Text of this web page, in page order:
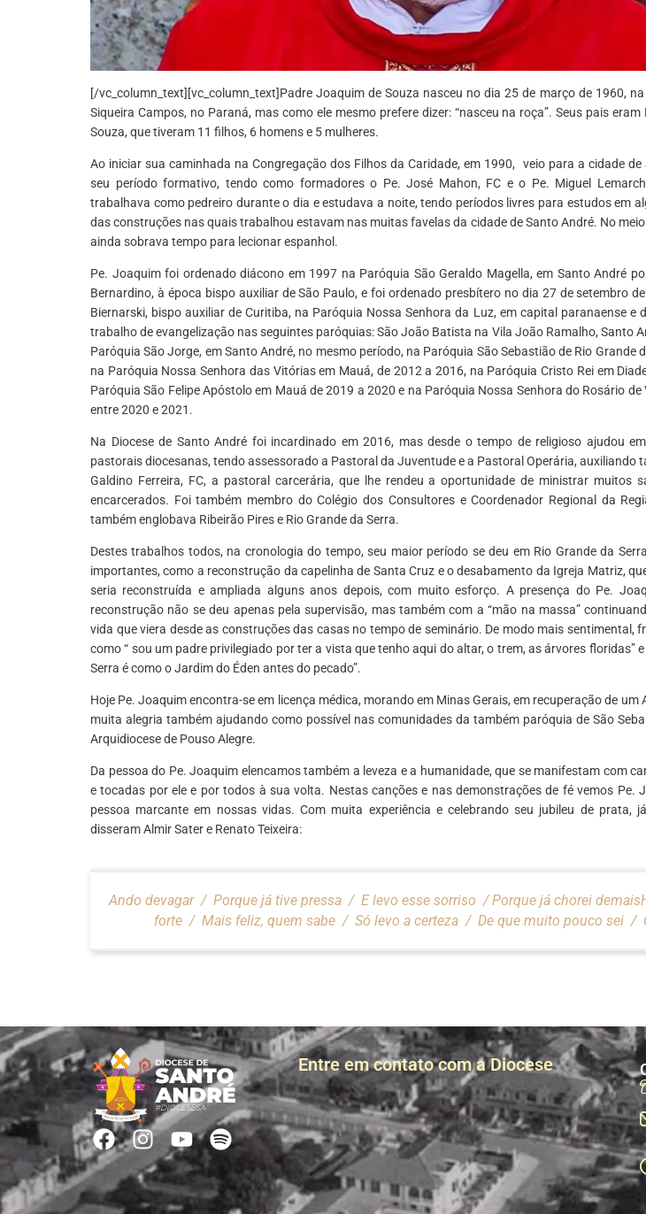
[/vc_column_text][vc_column_text]Padre Joaquim de Souza nasceu no dia 25 de março de 1960,
Siqueira Campos, no Paraná, mas como ele mesmo prefere dizer: “nasceu na roça”. Seus pais
Souza, que tiveram 11 filhos, 6 homens e 5 mulheres.
Ao iniciar sua caminhada na Congregação dos Filhos da Caridade, em 1990, veio para a cidade de
seu período formativo, tendo como formadores o Pe. José Mahon, FC e o Pe. Miguel
trabalhava como pedreiro durante o dia e estudava a noite, tendo períodos livres para estudos em
das construções nas quais trabalhou estavam nas muitas favelas da cidade de Santo André. No
ainda sobrava tempo para lecionar espanhol.
Pe. Joaquim foi ordenado diácono em 1997 na Paróquia São Geraldo Magella, em Santo André
Bernardino, à época bispo auxiliar de São Paulo, e foi ordenado presbítero no dia 27 de setembro
Biernarski, bispo auxiliar de Curitiba, na Paróquia Nossa Senhora da Luz, em capital paranaense e
trabalho de evangelização nas seguintes paróquias: São João Batista na Vila João Ramalho, Santo
Paróquia São Jorge, em Santo André, no mesmo período, na Paróquia São Sebastião de Rio Grande
na Paróquia Nossa Senhora das Vitórias em Mauá, de 2012 a 2016, na Paróquia Cristo Rei em
Paróquia São Felipe Apóstolo em Mauá de 2019 a 2020 e na Paróquia Nossa Senhora do Rosário de
entre 2020 e 2021.
Na Diocese de Santo André foi incardinado em 2016, mas desde o tempo de religioso ajudou
pastorais diocesanas, tendo assessorado a Pastoral da Juventude e a Pastoral Operária, auxiliando
Galdino Ferreira, FC, a pastoral carcerária, que lhe rendeu a oportunidade de ministrar muitos
encarcerados. Foi também membro do Colégio dos Consultores e Coordenador Regional da
também englobava Ribeirão Pires e Rio Grande da Serra.
Destes trabalhos todos, na cronologia do tempo, seu maior período se deu em Rio Grande da
importantes, como a reconstrução da capelinha de Santa Cruz e o desabamento da Igreja Matriz,
seria reconstruída e ampliada alguns anos depois, com muito esforço. A presença do Pe.
reconstrução não se deu apenas pela supervisão, mas também com a “mão na massa”
vida que viera desde as construções das casas no tempo de seminário. De modo mais sentimental,
como “ sou um padre privilegiado por ter a vista que tenho aqui do altar, o trem, as árvores floridas”
Serra é como o Jardim do Éden antes do pecado”.
Hoje Pe. Joaquim encontra-se em licença médica, morando em Minas Gerais, em recuperação de um
muita alegria também ajudando como possível nas comunidades da também paróquia de São
Arquidiocese de Pouso Alegre.
Da pessoa do Pe. Joaquim elencamos também a leveza e a humanidade, que se manifestam com
e tocadas por ele e por todos à sua volta. Nestas canções e nas demonstrações de fé vemos Pe.
pessoa marcante em nossas vidas. Com muita experiência e celebrando seu jubileu de prata,
disseram Almir Sater e Renato Teixeira:
Ando devagar / Porque já tive pressa / E levo esse sorriso / Porque já chorei
forte / Mais feliz, quem sabe / Só levo a certeza / De que muito pouco sei /
Entre em contato com a Diocese